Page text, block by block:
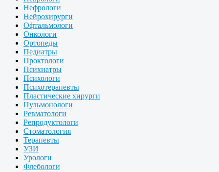
Нефрологи
Нейрохирурги
Офтальмологи
Онкологи
Ортопеды
Педиатры
Проктологи
Психиатры
Психологи
Психотерапевты
Пластические хирурги
Пульмонологи
Ревматологи
Репродуктологи
Стоматология
Терапевты
УЗИ
Урологи
Флебологи